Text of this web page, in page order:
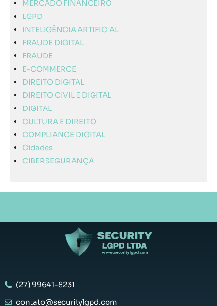
MERCADO FINANCEIRO
LGPD
INTELIGÊNCIA ARTIFICIAL
FRAUDE DIGITAL
FRAUDE
E-COMMERCE
DIREITO DIGITAL
DIREITO CIVIL E DIGITAL
DIGITAL
CULTURA E DIREITO
COMPLIANCE DIGITAL
Cidades
CIBERSEGURANÇA
(27) 99641-8231
contato@securitylgpd.com